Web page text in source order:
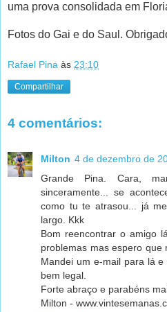
uma prova consolidada em
Fotos do Gai e do Saul.
Rafael Pina às 23:10
Compartilhar
4 comentários:
Milton 4 de dezembro de
Grande Pina. Cara,
sinceramente... se
como tu te atrasou... já
largo. Kkk
Bom reencontrar o amigo
problemas mas espero que
Mandei um e-mail para lá
bem legal.
Forte abraço e parabéns
Milton -